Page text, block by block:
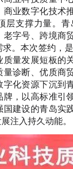
业数字化技术
层支撑力量。
字号、跨境商
。本次签约，
量发展短板的
诊断、优质商
化资源下沉到
，以高标准引
建设的青岛实
注入持久动能。